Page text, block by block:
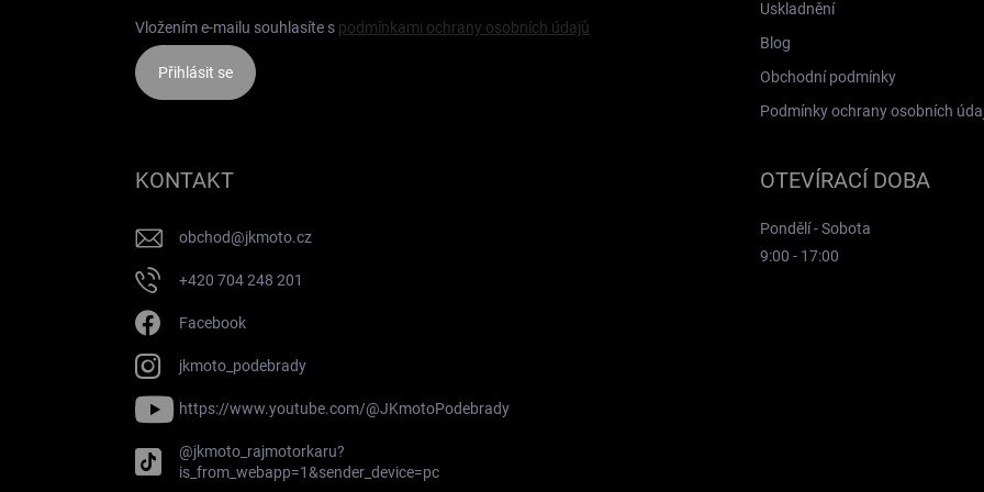
Vložením e-mailu souhlasíte s podmínkami ochrany osobních údajů
Přihlásit se
Uskladnění
Blog
Obchodní podmínky
Podmínky ochrany osobních
KONTAKT
obchod@jkmoto.cz
+420 704 248 201
Facebook
jkmoto_podebrady
https://www.youtube.com/@JKmotoPodebrady
@jkmoto_rajmotorkaru?
is_from_webapp=1&sender_device=pc
OTEVÍRACÍ DOBA
Pondělí - Sobota
9:00 - 17:00